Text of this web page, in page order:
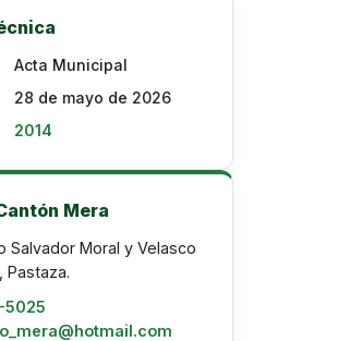
Acta Municipal
28 de mayo de 2026
2014
Mera
Salvador Moral y Velasco
Pastaza.
5025